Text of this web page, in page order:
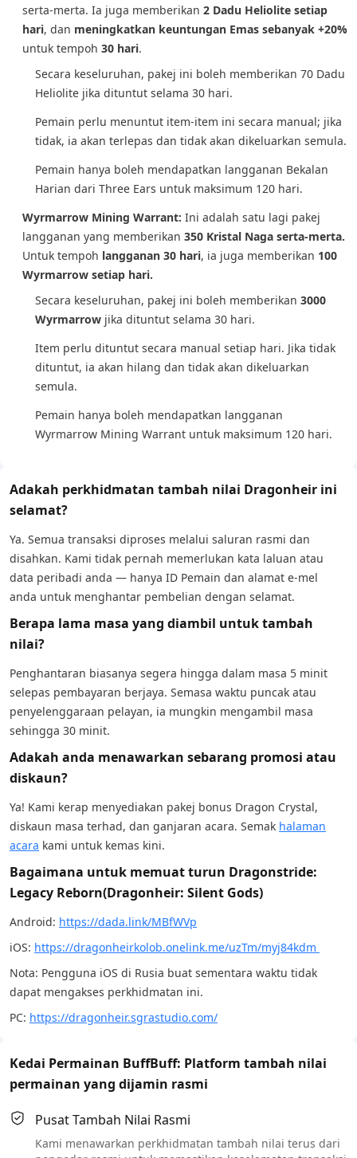
serta-merta. Ia juga memberikan 2 Dadu Heliolite setiap
hari, dan meningkatkan keuntungan Emas sebanyak +20%
untuk tempoh 30 hari.
Secara keseluruhan, pakej ini boleh memberikan 70 Dadu
Heliolite jika dituntut selama 30 hari.
Pemain perlu menuntut item-item ini secara manual; jika
tidak, ia akan terlepas dan tidak akan dikeluarkan semula.
Pemain hanya boleh mendapatkan langganan Bekalan
Harian dari Three Ears untuk maksimum 120 hari.
Wyrmarrow Mining Warrant: Ini adalah satu lagi pakej
langganan yang memberikan 350 Kristal Naga serta-merta.
Untuk tempoh langganan 30 hari, ia juga memberikan 100
Wyrmarrow setiap hari.
Secara keseluruhan, pakej ini boleh memberikan 3000
Wyrmarrow jika dituntut selama 30 hari.
Item perlu dituntut secara manual setiap hari. Jika tidak
dituntut, ia akan hilang dan tidak akan dikeluarkan
semula.
Pemain hanya boleh mendapatkan langganan
Wyrmarrow Mining Warrant untuk maksimum 120 hari.
Adakah perkhidmatan tambah nilai Dragonheir ini
selamat?
Ya. Semua transaksi diproses melalui saluran rasmi dan
disahkan. Kami tidak pernah memerlukan kata laluan atau
data peribadi anda — hanya ID Pemain dan alamat e-mel
anda untuk menghantar pembelian dengan selamat.
Berapa lama masa yang diambil untuk tambah
nilai?
Penghantaran biasanya segera hingga dalam masa 5 minit
selepas pembayaran berjaya. Semasa waktu puncak atau
penyelenggaraan pelayan, ia mungkin mengambil masa
sehingga 30 minit.
Adakah anda menawarkan sebarang promosi atau
diskaun?
Ya! Kami kerap menyediakan pakej bonus Dragon Crystal,
diskaun masa terhad, dan ganjaran acara. Semak halaman
acara kami untuk kemas kini.
Bagaimana untuk memuat turun Dragonstride:
Legacy Reborn(Dragonheir: Silent Gods)
Android: https://dada.link/MBfWVp
iOS: https://dragonheirkolob.onelink.me/uzTm/myj84kdm
Nota: Pengguna iOS di Rusia buat sementara waktu tidak
dapat mengakses perkhidmatan ini.
PC: https://dragonheir.sgrastudio.com/
Kedai Permainan BuffBuff: Platform tambah nilai
permainan yang dijamin rasmi
Pusat Tambah Nilai Rasmi
Kami menawarkan perkhidmatan tambah nilai terus dari